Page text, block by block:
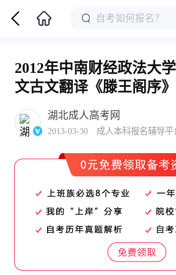
2012年中南财经政法大
文古文翻译《滕王阁序》
湖北成人高考网
2013-03-30 成人本科报名辅导平